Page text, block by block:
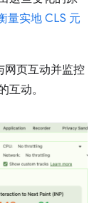
量实地 CLS 元
网页互动并监控
互动。